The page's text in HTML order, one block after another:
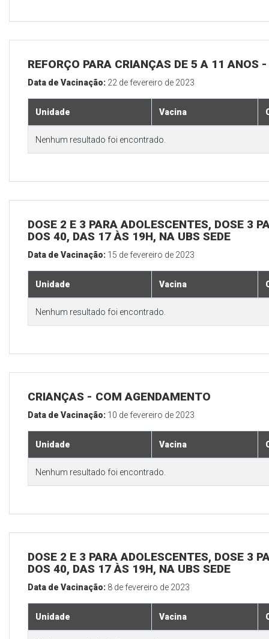
REFORÇO PARA CRIANÇAS DE 5 A 11 ANOS
Data de Vacinação: 22 de fevereiro de 2023
Unidade Vacina
Nenhum resultado foi encontrado.
DOSE 2 E 3 PARA ADOLESCENTES, DOSE 3
DOS 40, DAS 17 ÀS 19H, NA UBS SEDE
Data de Vacinação: 15 de fevereiro de 2023
Unidade Vacina
Nenhum resultado foi encontrado.
CRIANÇAS - COM AGENDAMENTO
Data de Vacinação: 10 de fevereiro de 2023
Unidade Vacina
Nenhum resultado foi encontrado.
DOSE 2 E 3 PARA ADOLESCENTES, DOSE 3
DOS 40, DAS 17 ÀS 19H, NA UBS SEDE
Data de Vacinação: 8 de fevereiro de 2023
Unidade Vacina